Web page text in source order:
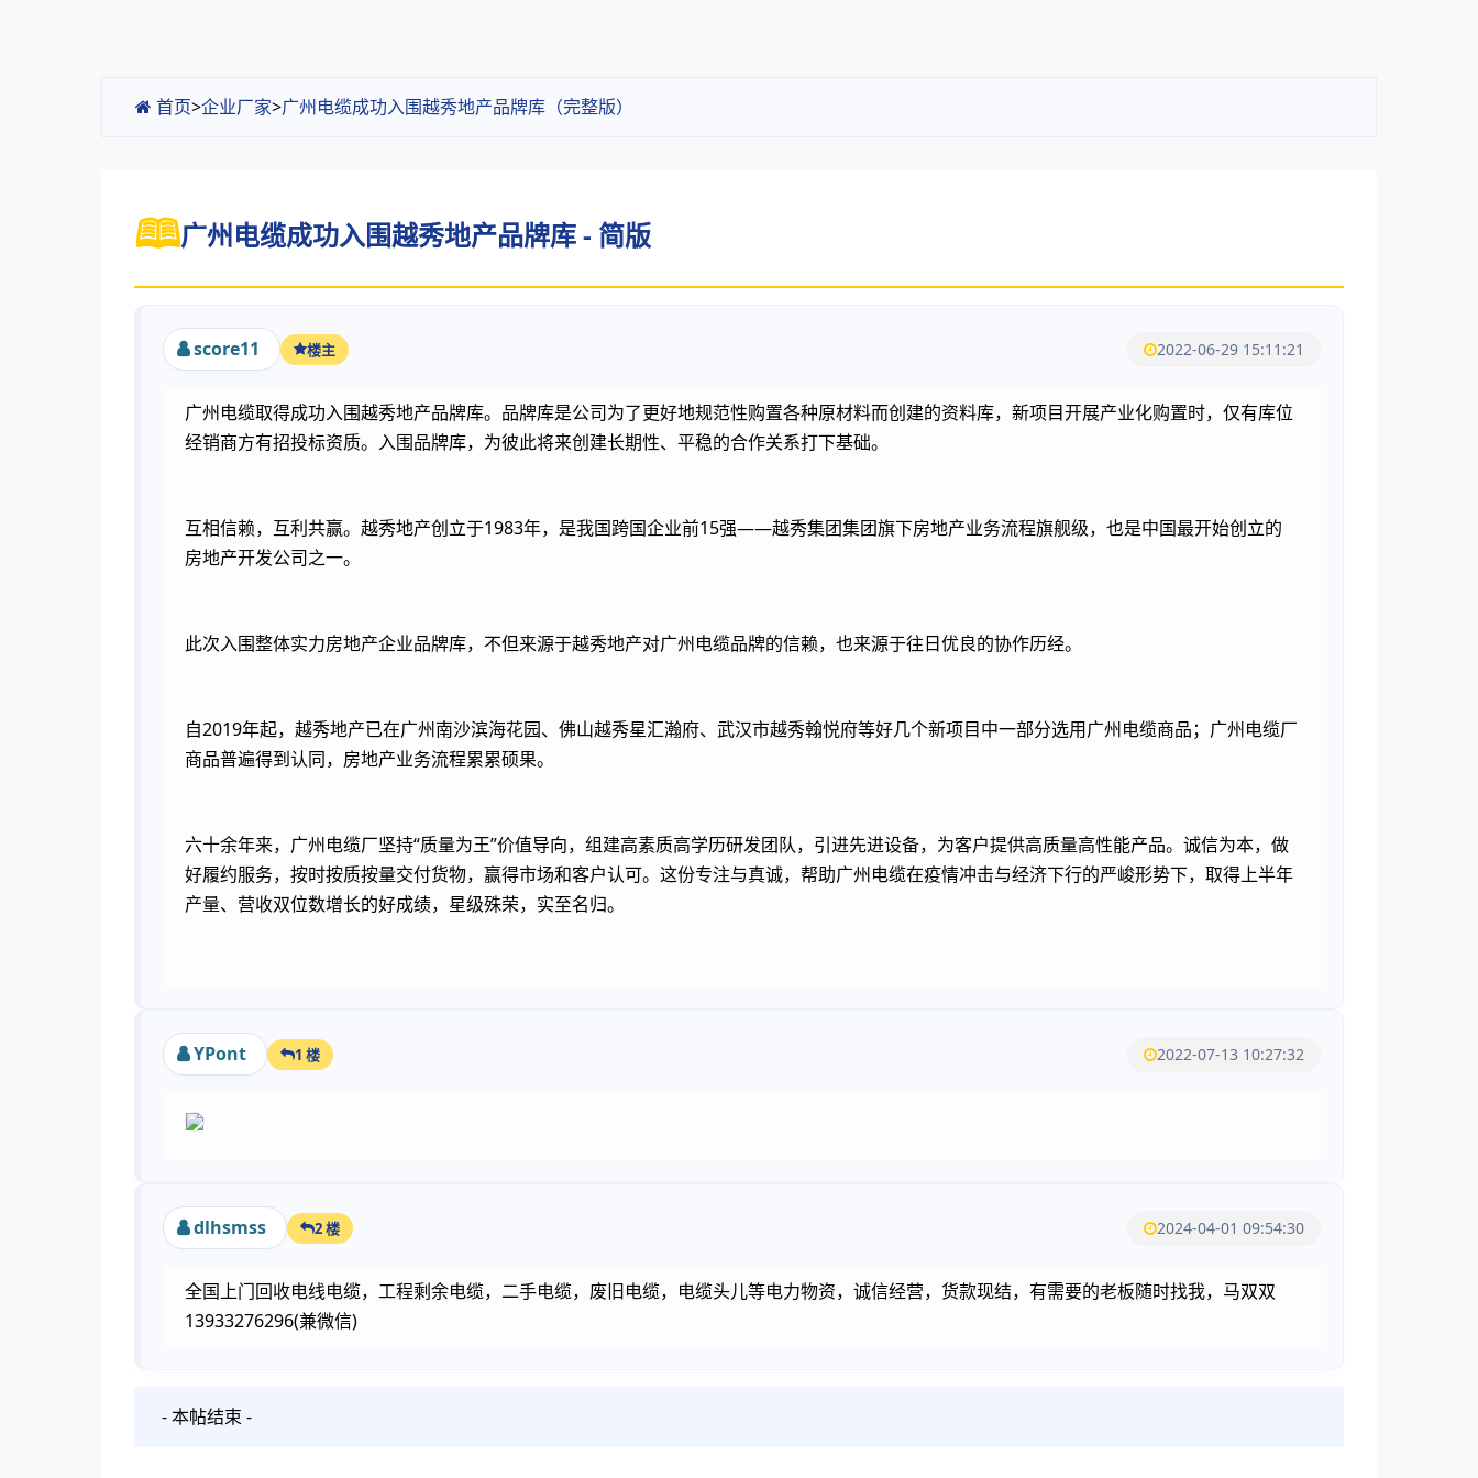
首页>企业厂家>广州电缆成功入围越秀地产品牌库（完整版）
广州电缆成功入围越秀地产品牌库 - 简版
score11 楼主 2022-06-29 15:11:21
广州电缆取得成功入围越秀地产品牌库。品牌库是公司为了更好地规范性购置各种原材料而创建的资料库，新项目开展产业化购置时，仅有库位
经销商方有招投标资质。入围品牌库，为彼此将来创建长期性、平稳的合作关系打下基础。
互相信赖，互利共赢。越秀地产创立于1983年，是我国跨国企业前15强——越秀集团集团旗下房地产业务流程旗舰级，也是中国最开始创立的
房地产开发公司之一。
此次入围整体实力房地产企业品牌库，不但来源于越秀地产对广州电缆品牌的信赖，也来源于往日优良的协作历经。
自2019年起，越秀地产已在广州南沙滨海花园、佛山越秀星汇瀚府、武汉市越秀翰悦府等好几个新项目中一部分选用广州电缆商品；广州电缆厂
商品普遍得到认同，房地产业务流程累累硕果。
六十余年来，广州电缆厂坚持“质量为王”价值导向，组建高素质高学历研发团队，引进先进设备，为客户提供高质量高性能产品。诚信为本，做
好履约服务，按时按质按量交付货物，赢得市场和客户认可。这份专注与真诚，帮助广州电缆在疫情冲击与经济下行的严峻形势下，取得上半年
产量、营收双位数增长的好成绩，星级殊荣，实至名归。
YPont 1 楼 2022-07-13 10:27:32
dlhsmss 2 楼 2024-04-01 09:54:30
全国上门回收电线电缆，工程剩余电缆，二手电缆，废旧电缆，电缆头儿等电力物资，诚信经营，货款现结，有需要的老板随时找我，马双双
13933276296(兼微信)
- 本帖结束 -